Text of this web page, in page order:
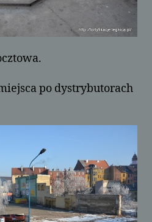
po dystrybutorach